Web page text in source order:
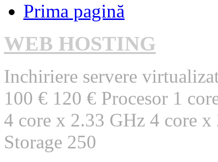
Prima pagină
WEB HOSTING
Inchiriere servere
100 € 120 € Procesor 1
4 core x 2.33 GHz 4 core
Storage 250